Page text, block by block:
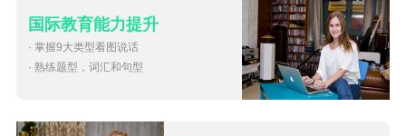
国际教育能力提升
· 掌握9大类型看图说话
· 熟练题型，词汇和句型